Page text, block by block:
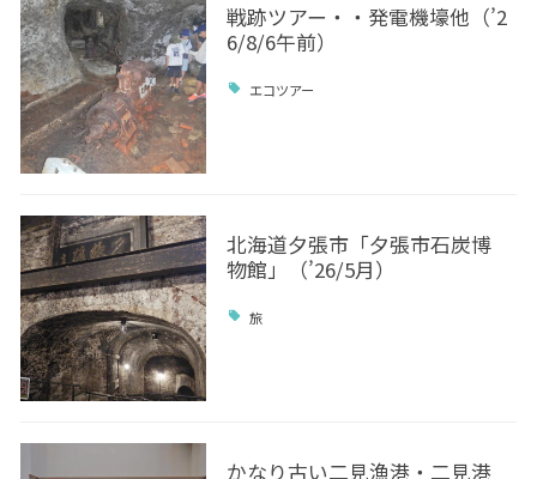
戦跡ツアー・・発電機壕他（’2
6/8/6午前）
エコツアー
北海道夕張市「夕張市石炭博
物館」（’26/5月）
旅
かなり古い二見漁港・二見港